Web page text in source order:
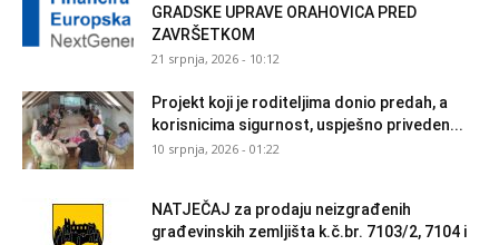
GRADSKE UPRAVE ORAHOVICA PRED
ZAVRŠETKOM
21 srpnja, 2026 - 10:12
Projekt koji je roditeljima donio predah, a
korisnicima sigurnost, uspješno priveden...
10 srpnja, 2026 - 01:22
NATJEČAJ za prodaju neizgrađenih
građevinskih zemljišta k.č.br. 7103/2, 7104 i